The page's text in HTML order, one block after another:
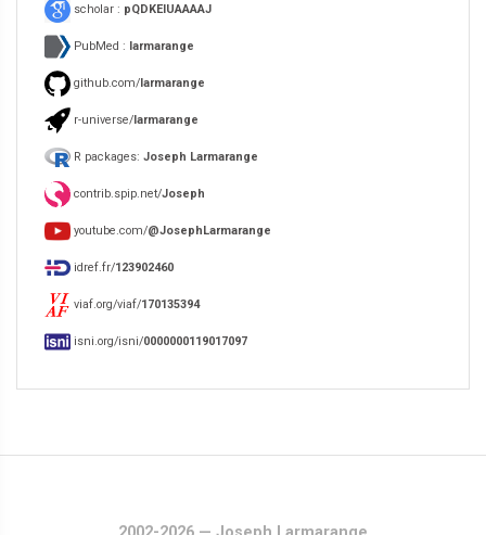
scholar : pQDKEIUAAAAJ
PubMed : larmarange
github.com/larmarange
r-universe/larmarange
R packages: Joseph Larmarange
contrib.spip.net/Joseph
youtube.com/@JosephLarmarange
idref.fr/123902460
viaf.org/viaf/170135394
isni.org/isni/0000000119017097